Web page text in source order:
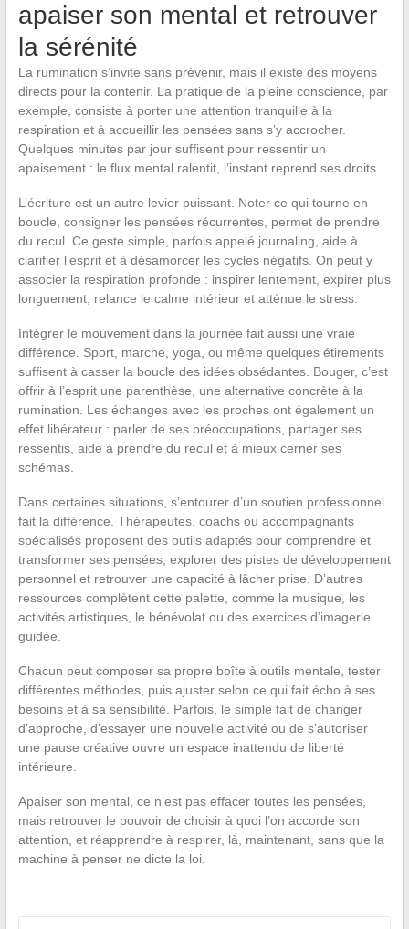
apaiser son mental et retrouver
la sérénité
La rumination s’invite sans prévenir, mais il existe des moyens
directs pour la contenir. La pratique de la pleine conscience, par
exemple, consiste à porter une attention tranquille à la
respiration et à accueillir les pensées sans s’y accrocher.
Quelques minutes par jour suffisent pour ressentir un
apaisement : le flux mental ralentit, l’instant reprend ses droits.
L’écriture est un autre levier puissant. Noter ce qui tourne en
boucle, consigner les pensées récurrentes, permet de prendre
du recul. Ce geste simple, parfois appelé journaling, aide à
clarifier l’esprit et à désamorcer les cycles négatifs. On peut y
associer la respiration profonde : inspirer lentement, expirer plus
longuement, relance le calme intérieur et atténue le stress.
Intégrer le mouvement dans la journée fait aussi une vraie
différence. Sport, marche, yoga, ou même quelques étirements
suffisent à casser la boucle des idées obsédantes. Bouger, c’est
offrir à l’esprit une parenthèse, une alternative concrète à la
rumination. Les échanges avec les proches ont également un
effet libérateur : parler de ses préoccupations, partager ses
ressentis, aide à prendre du recul et à mieux cerner ses
schémas.
Dans certaines situations, s’entourer d’un soutien professionnel
fait la différence. Thérapeutes, coachs ou accompagnants
spécialisés proposent des outils adaptés pour comprendre et
transformer ses pensées, explorer des pistes de développement
personnel et retrouver une capacité à lâcher prise. D’autres
ressources complètent cette palette, comme la musique, les
activités artistiques, le bénévolat ou des exercices d’imagerie
guidée.
Chacun peut composer sa propre boîte à outils mentale, tester
différentes méthodes, puis ajuster selon ce qui fait écho à ses
besoins et à sa sensibilité. Parfois, le simple fait de changer
d’approche, d’essayer une nouvelle activité ou de s’autoriser
une pause créative ouvre un espace inattendu de liberté
intérieure.
Apaiser son mental, ce n’est pas effacer toutes les pensées,
mais retrouver le pouvoir de choisir à quoi l’on accorde son
attention, et réapprendre à respirer, là, maintenant, sans que la
machine à penser ne dicte la loi.